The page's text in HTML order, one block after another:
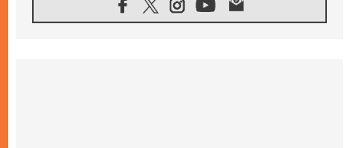
الفاتيكان يعلن برنامج الزيارة الرسولية للبابا لاوُن